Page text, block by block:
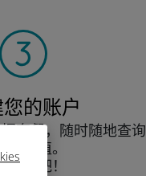
的账户
套餐，随时随地查询
并充值。
享受吧！